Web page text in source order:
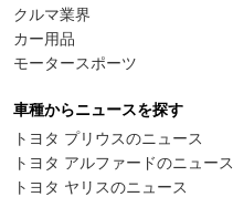
クルマ業界
カー用品
モータースポーツ
車種からニュースを探す
トヨタ プリウスのニュース
トヨタ アルファードのニュース
トヨタ ヤリスのニュース